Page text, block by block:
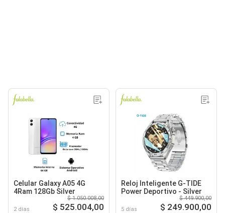
Celular Galaxy A05 4G
4Ram 128Gb Silver
2 días
$ 1.050.008,00
$ 525.004,00
Reloj Inteligente G-TIDE
Power Deportivo - Silver
5 días
$ 449.900,00
$ 249.900,00